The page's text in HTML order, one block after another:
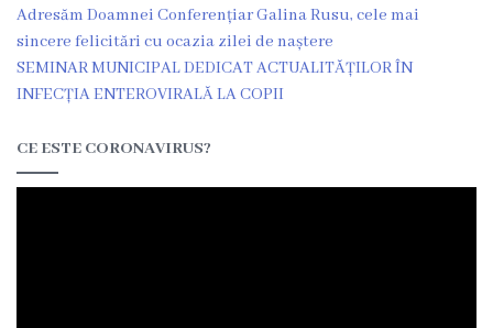
reanimare
Laborator
Transparență
Contract
Adresăm Doamnei Conferențiar Galina Rusu, cele mai
sincere felicitări cu ocazia zilei de naștere
SEMINAR MUNICIPAL DEDICAT ACTUALITĂȚILOR ÎN
INFECȚIA ENTEROVIRALĂ LA COPII
CE ESTE CORONAVIRUS?